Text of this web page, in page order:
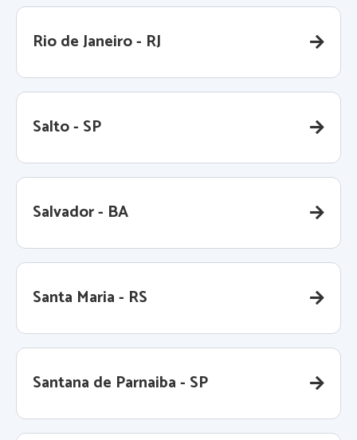
Rio de Janeiro - RJ
Salto - SP
Salvador - BA
Santa Maria - RS
Santana de Parnaiba - SP